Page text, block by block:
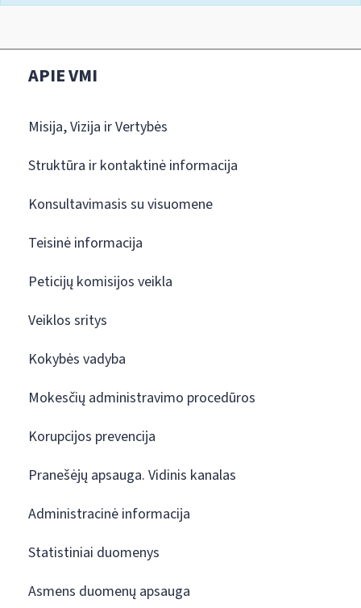
APIE VMI
Misija, Vizija ir Vertybės
Struktūra ir kontaktinė informacija
Konsultavimasis su visuomene
Teisinė informacija
Peticijų komisijos veikla
Veiklos sritys
Kokybės vadyba
Mokesčių administravimo procedūros
Korupcijos prevencija
Pranešėjų apsauga. Vidinis kanalas
Administracinė informacija
Statistiniai duomenys
Asmens duomenų apsauga